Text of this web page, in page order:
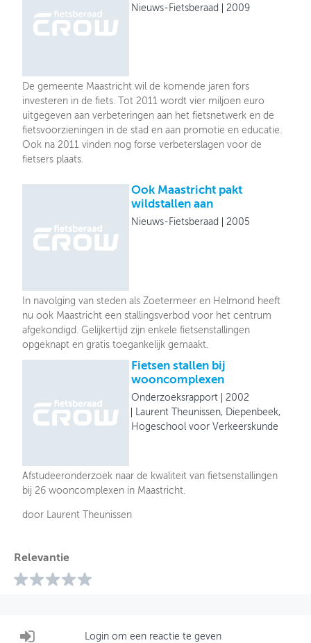
Nieuws-Fietsberaad 2009
De gemeente Maastricht wil de komende jaren fors
investeren in de fiets. Tot 2011 wordt vier miljoen euro
uitgegeven aan verbeteringen aan het fietsnetwerk en de
fietsvoorzieningen in de stad en aan promotie en educatie.
Ook na 2011 vinden nog forse verbeterslagen voor de
fietsers plaats.
Ook Maastricht pakt
wildstallen aan
Nieuws-Fietsberaad 2005
In navolging van steden als Zoetermeer en Helmond heeft
nu ook Maastricht een stallingsverbod voor het centrum
afgekondigd. Gelijkertijd zijn enkele fietsenstallingen
opgeknapt en gratis toegankelijk gemaakt.
Fietsen stallen bij
wooncomplexen
Onderzoeksrapport
2002
Laurent Theunissen, Diepenbeek,
Hogeschool voor Verkeerskunde
Afstudeeronderzoek naar de kwaliteit van fietsenstallingen
bij 26 wooncomplexen in Maastricht.
door Laurent Theunissen
Relevantie
Login om een reactie te geven